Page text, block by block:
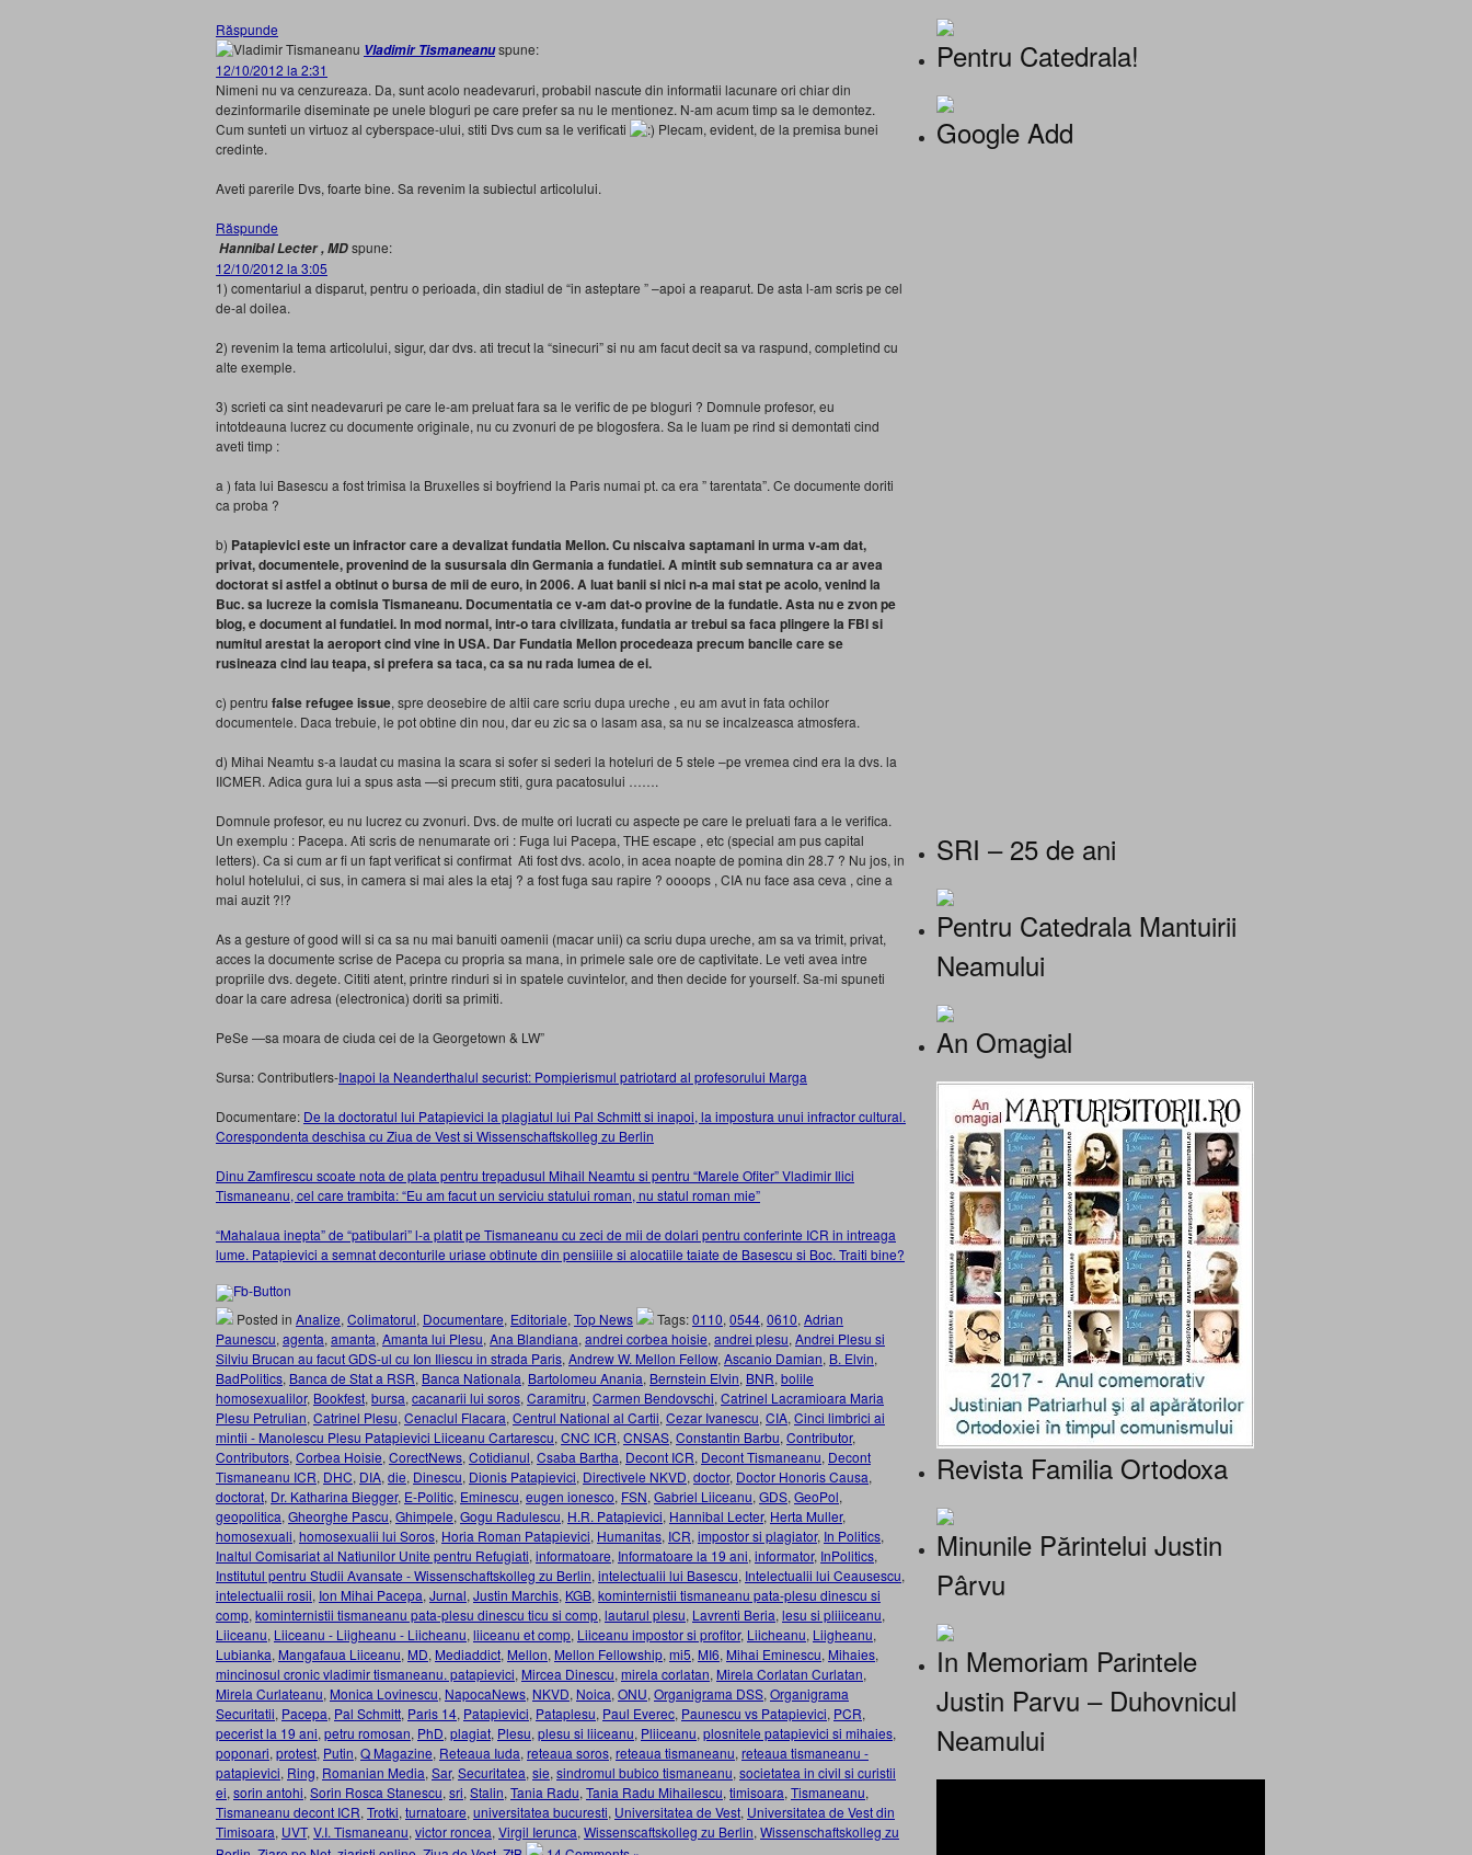
Răspunde
Vladimir Tismaneanuspune:
12/10/2012 la 2:31
Nimeni nu va cenzureaza. Da, sunt acolo neadevaruri, probabil nascute din informatii lacunare ori chiar din
dezinformarile diseminate pe unele bloguri pe care prefer sa nu le mentionez. N-am acum timp sa le demontez.
Cum sunteti un virtuoz al cyberspace-ului, stiti Dvs cum sa le verificati
Plecam, evident, de la premisa bunei
credinte.
Aveti parerile Dvs, foarte bine. Sa revenim la subiectul articolului.
Răspunde
Hannibal Lecter , MDspune:
12/10/2012 la 3:05
1) comentariul a disparut, pentru o perioada, din stadiul de “in asteptare ” –apoi a reaparut. De asta l-am scris pe cel
de-al doilea.
2) revenim la tema articolului, sigur, dar dvs. ati trecut la “sinecuri” si nu am facut decit sa va raspund, completind cu
alte exemple.
3) scrieti ca sint neadevaruri pe care le-am preluat fara sa le verific de pe bloguri ? Domnule profesor, eu
intotdeauna lucrez cu documente originale, nu cu zvonuri de pe blogosfera. Sa le luam pe rind si demontati cind
aveti timp :
a ) fata lui Basescu a fost trimisa la Bruxelles si boyfriend la Paris numai pt. ca era ” tarentata”. Ce documente doriti
ca proba ?
b) Patapievici este un infractor care a devalizat fundatia Mellon. Cu niscaiva saptamani in urma v-am dat,
privat, documentele, provenind de la susursala din Germania a fundatiei. A mintit sub semnatura ca ar avea
doctorat si astfel a obtinut o bursa de mii de euro, in 2006. A luat banii si nici n-a mai stat pe acolo, venind la
Buc. sa lucreze la comisia Tismaneanu. Documentatia ce v-am dat-o provine de la fundatie. Asta nu e zvon pe
blog, e document al fundatiei. In mod normal, intr-o tara civilizata, fundatia ar trebui sa faca plingere la FBI si
numitul arestat la aeroport cind vine in USA. Dar Fundatia Mellon procedeaza precum bancile care se
rusineaza cind iau teapa, si prefera sa taca, ca sa nu rada lumea de ei.
c) pentru false refugee issue, spre deosebire de altii care scriu dupa ureche , eu am avut in fata ochilor
documentele. Daca trebuie, le pot obtine din nou, dar eu zic sa o lasam asa, sa nu se incalzeasca atmosfera.
d) Mihai Neamtu s-a laudat cu masina la scara si sofer si sederi la hoteluri de 5 stele –pe vremea cind era la dvs. la
IICMER. Adica gura lui a spus asta —si precum stiti, gura pacatosului …….
Domnule profesor, eu nu lucrez cu zvonuri. Dvs. de multe ori lucrati cu aspecte pe care le preluati fara a le verifica.
Un exemplu : Pacepa. Ati scris de nenumarate ori : Fuga lui Pacepa, THE escape , etc (special am pus capital
letters). Ca si cum ar fi un fapt verificat si confirmat Ati fost dvs. acolo, in acea noapte de pomina din 28.7 ? Nu jos, in
holul hotelului, ci sus, in camera si mai ales la etaj ? a fost fuga sau rapire ? oooops , CIA nu face asa ceva , cine a
mai auzit ?!?
As a gesture of good will si ca sa nu mai banuiti oamenii (macar unii) ca scriu dupa ureche, am sa va trimit, privat,
acces la documente scrise de Pacepa cu propria sa mana, in primele sale ore de captivitate. Le veti avea intre
propriile dvs. degete. Cititi atent, printre rinduri si in spatele cuvintelor, and then decide for yourself. Sa-mi spuneti
doar la care adresa (electronica) doriti sa primiti.
PeSe —sa moara de ciuda cei de la Georgetown & LW”
Sursa: Contributlers-Inapoi la Neanderthalul securist: Pompierismul patriotard al profesorului Marga
Documentare: De la doctoratul lui Patapievici la plagiatul lui Pal Schmitt si inapoi, la impostura unui infractor cultural.
Corespondenta deschisa cu Ziua de Vest si Wissenschaftskolleg zu Berlin
Dinu Zamfirescu scoate nota de plata pentru trepadusul Mihail Neamtu si pentru “Marele Ofiter” Vladimir Ilici
Tismaneanu, cel care trambita: “Eu am facut un serviciu statului roman, nu statul roman mie”
“Mahalaua inepta” de “patibulari” l-a platit pe Tismaneanu cu zeci de mii de dolari pentru conferinte ICR in intreaga
lume. Patapievici a semnat deconturile uriase obtinute din pensiiile si alocatiile taiate de Basescu si Boc. Traiti bine?
Posted in Analize, Colimatorul, Documentare, Editoriale, Top News Tags:0110, 0544, 0610, Adrian
Paunescu, agenta, amanta, Amanta lui Plesu, Ana Blandiana, andrei corbea hoisie, andrei plesu, Andrei Plesu si
Silviu Brucan au facut GDS-ul cu Ion Iliescu in strada Paris, Andrew W. Mellon Fellow, Ascanio Damian, B. Elvin,
BadPolitics, Banca de Stat a RSR, Banca Nationala, Bartolomeu Anania, Bernstein Elvin, BNR, bolile
homosexualilor, Bookfest, bursa, cacanarii lui soros, Caramitru, Carmen Bendovschi, Catrinel Lacramioara Maria
Plesu Petrulian, Catrinel Plesu, Cenaclul Flacara, Centrul National al Cartii, Cezar Ivanescu, CIA, Cinci limbrici ai
mintii - Manolescu Plesu Patapievici Liiceanu Cartarescu, CNC ICR, CNSAS, Constantin Barbu, Contributor,
Contributors, Corbea Hoisie, CorectNews, Cotidianul, Csaba Bartha, Decont ICR, Decont Tismaneanu, Decont
Tismaneanu ICR, DHC, DIA, die, Dinescu, Dionis Patapievici, Directivele NKVD, doctor, Doctor Honoris Causa,
doctorat, Dr. Katharina Biegger, E-Politic, Eminescu, eugen ionesco, FSN, Gabriel Liiceanu, GDS, GeoPol,
geopolitica, Gheorghe Pascu, Ghimpele, Gogu Radulescu, H.R. Patapievici, Hannibal Lecter, Herta Muller,
homosexuali, homosexualii lui Soros, Horia Roman Patapievici, Humanitas, ICR, impostor si plagiator, In Politics,
Inaltul Comisariat al Natiunilor Unite pentru Refugiati, informatoare, Informatoare la 19 ani, informator, InPolitics,
Institutul pentru Studii Avansate - Wissenschaftskolleg zu Berlin, intelectualii lui Basescu, Intelectualii lui Ceausescu,
intelectualii rosii, Ion Mihai Pacepa, Jurnal, Justin Marchis, KGB, kominternistii tismaneanu pata-plesu dinescu si
comp, kominternistii tismaneanu pata-plesu dinescu ticu si comp, lautarul plesu, Lavrenti Beria, lesu si pliiiceanu,
Liiceanu, Liiceanu - Liigheanu - Liicheanu, liiceanu et comp, Liiceanu impostor si profitor, Liicheanu, Liigheanu,
Lubianka, Mangafaua Liiceanu, MD, Mediaddict, Mellon, Mellon Fellowship, mi5, MI6, Mihai Eminescu, Mihaies,
mincinosul cronic vladimir tismaneanu. patapievici, Mircea Dinescu, mirela corlatan, Mirela Corlatan Curlatan,
Mirela Curlateanu, Monica Lovinescu, NapocaNews, NKVD, Noica, ONU, Organigrama DSS, Organigrama
Securitatii, Pacepa, Pal Schmitt, Paris 14, Patapievici, Pataplesu, Paul Everec, Paunescu vs Patapievici, PCR,
pecerist la 19 ani, petru romosan, PhD, plagiat, Plesu, plesu si liiceanu, Pliiceanu, plosnitele patapievici si mihaies,
poponari, protest, Putin, Q Magazine, Reteaua Iuda, reteaua soros, reteaua tismaneanu, reteaua tismaneanu -
patapievici, Ring, Romanian Media, Sar, Securitatea, sie, sindromul bubico tismaneanu, societatea in civil si curistii
ei, sorin antohi, Sorin Rosca Stanescu, sri, Stalin, Tania Radu, Tania Radu Mihailescu, timisoara, Tismaneanu,
Tismaneanu decont ICR, Trotki, turnatoare, universitatea bucuresti, Universitatea de Vest, Universitatea de Vest din
Timisoara, UVT, V.I. Tismaneanu, victor roncea, Virgil Ierunca, Wissenscaftskolleg zu Berlin, Wissenschaftskolleg zu
Pentru Catedrala!
Google Add
SRI – 25 de ani
Pentru Catedrala Mantuirii
Neamului
An Omagial
Revista Familia Ortodoxa
Minunile Părintelui Justin
Pârvu
In Memoriam Parintele
Justin Parvu – Duhovnicul
Neamului